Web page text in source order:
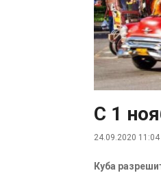
С 1
24.09.2020 11:04
Куба